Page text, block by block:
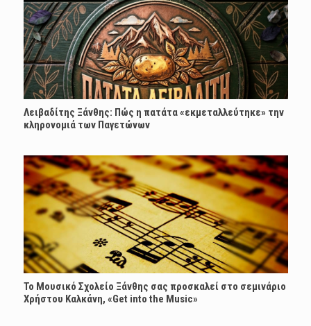
Λειβαδίτης Ξάνθης: Πώς η πατάτα «εκμεταλλεύτηκε» την
κληρονομιά των Παγετώνων
Το Μουσικό Σχολείο Ξάνθης σας προσκαλεί στο σεμινάριο
Χρήστου Καλκάνη, «Get into the Music»